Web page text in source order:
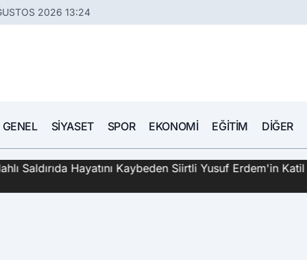
2026 13:24
GENEL SIYASET SPOR EKONOMI EĞITIM DIĞER
Saldırıda Hayatını Kaybeden Siirtli Yusuf Erdem'in